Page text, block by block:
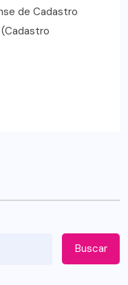
de Cadastro
(Cadastro
Buscar